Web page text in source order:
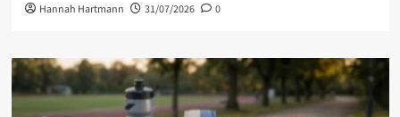
Hannah Hartmann 31/07/2026 0